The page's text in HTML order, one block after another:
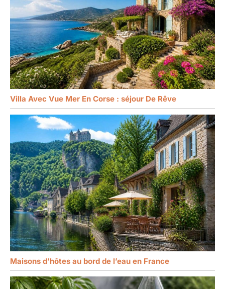
Villa Avec Vue Mer En Corse : séjour De Rêve
Maisons d’hôtes au bord de l’eau en France